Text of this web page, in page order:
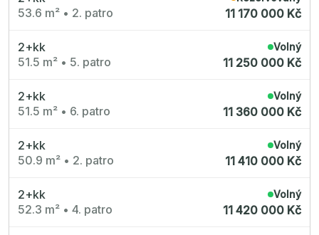
53.6 m² • 2. patro 11 170 000 Kč
2+kk
51.5 m² • 5. patro
Volný
11 250 000 Kč
2+kk
51.5 m² • 6. patro
Volný
11 360 000 Kč
2+kk
50.9 m² • 2. patro
Volný
11 410 000 Kč
2+kk
52.3 m² • 4. patro
Volný
11 420 000 Kč